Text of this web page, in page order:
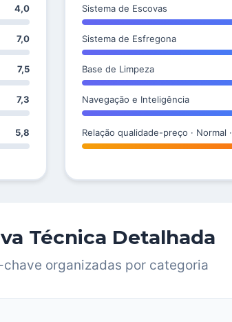
4,0
7,0
7,5
7,3
5,8
Sistema de Escovas
Sistema de Esfregona
Base de Limpeza
Navegação e Inteligência
Relação qualidade-preço · Normal ·
Técnica Detalhada
organizadas por categoria